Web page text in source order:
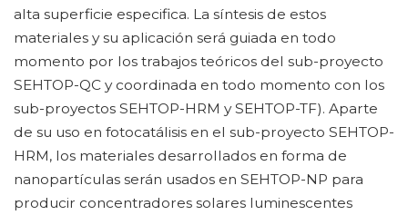
alta superficie especifica. La síntesis de estos
materiales y su aplicación será guiada en todo
momento por los trabajos teóricos del sub-proyecto
SEHTOP-QC y coordinada en todo momento con los
sub-proyectos SEHTOP-HRM y SEHTOP-TF). Aparte
de su uso en fotocatálisis en el sub-proyecto SEHTOP-
HRM, los materiales desarrollados en forma de
nanopartículas serán usados en SEHTOP-NP para
producir concentradores solares luminescentes